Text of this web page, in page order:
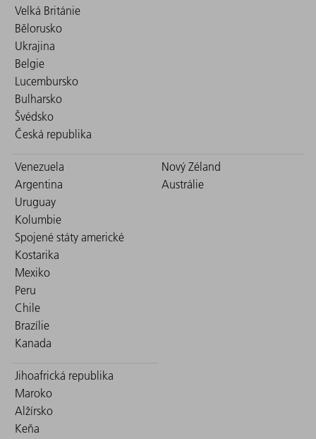
Velká Británie
Bělorusko
Ukrajina
Belgie
Lucembursko
Bulharsko
Švédsko
Česká republika
Venezuela
Argentina
Uruguay
Kolumbie
Spojené státy americké
Kostarika
Mexiko
Peru
Chile
Brazílie
Kanada
Nový Zéland
Austrálie
Jihoafrická republika
Maroko
Alžírsko
Keňa